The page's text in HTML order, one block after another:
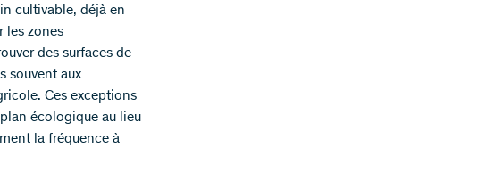
cultivable, déjà en
les zones
des surfaces de
souvent aux
Ces exceptions
écologique au lieu
la fréquence à